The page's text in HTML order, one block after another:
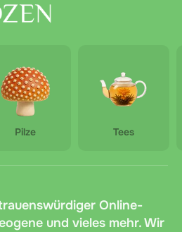
Pilze Tees
Online-
und vieles mehr. Wir